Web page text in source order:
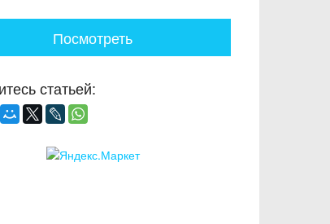
Посмотреть
статьей: